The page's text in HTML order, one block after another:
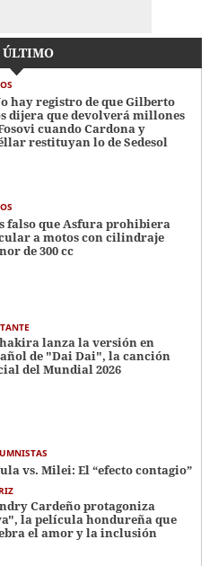
hay registro de que Gilberto
dijera que devolverá millones
cuando Cardona y
restituyan lo de Sedesol
falso que Asfura prohibiera
a motos con cilindraje
de 300 cc
lanza la versión en
de "Dai Dai", la canción
del Mundial 2026
vs. Milei: El “efecto contagio”
Cardeño protagoniza
la película hondureña que
el amor y la inclusión